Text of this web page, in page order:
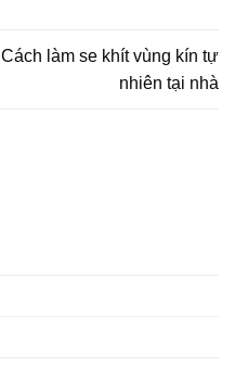
Cách làm se khít vùng kín tự
nhiên tại nhà